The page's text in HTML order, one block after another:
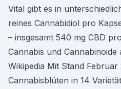
Vital gibt es in
reines Cannabidiol pro
– insgesamt 540 mg CBD
Cannabis und Cannabinoide
Wikipedia Mit Stand
Cannabisblüten in 14